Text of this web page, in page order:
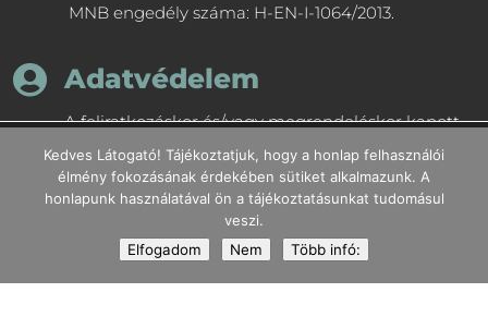
MNB engedély száma: H-EN-I-1064/2013.
 Adatvédelem
A feliratkozáskor és/vagy megrendeléskor kapott
személyes adatokat bizalmasan kezeljük,
harmadik személynek nem adjuk át.
A weboldalon a minőségi felhasználói élmény érdekében sütiket
használunk.
You can find out more about which cookies we are using or
switch them off insettings.
Kedves Látogató! Tájékoztatjuk, hogy a honlap felhasználói
élmény fokozásának érdekében sütiket alkalmazunk. A
honlapunk használatával ön a tájékoztatásunkat tudomásul
veszi.
Elfogadom
Nem Több infó: